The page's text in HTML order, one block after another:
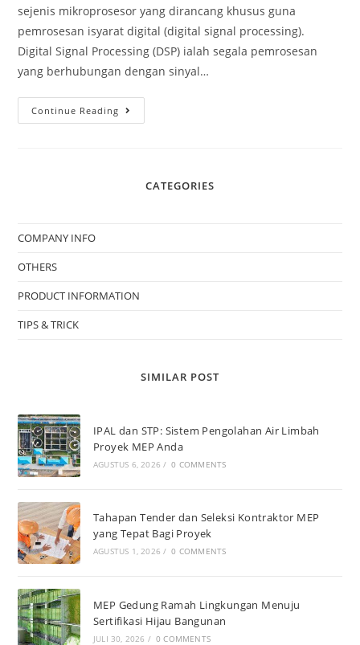
sejenis mikroprosesor yang dirancang khusus guna
pemrosesan isyarat digital (digital signal processing).
Digital Signal Processing (DSP) ialah segala pemrosesan
yang berhubungan dengan sinyal…
Continue Reading
CATEGORIES
COMPANY INFO
OTHERS
PRODUCT INFORMATION
TIPS & TRICK
SIMILAR POST
IPAL dan STP: Sistem Pengolahan Air Limbah
Proyek MEP Anda
AGUSTUS 6, 2026 / 0 COMMENTS
Tahapan Tender dan Seleksi Kontraktor MEP
yang Tepat Bagi Proyek
AGUSTUS 1, 2026 / 0 COMMENTS
MEP Gedung Ramah Lingkungan Menuju
Sertifikasi Hijau Bangunan
JULI 30, 2026 / 0 COMMENTS